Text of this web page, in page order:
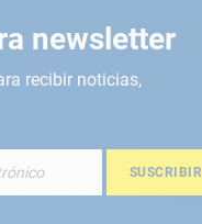
newsletter
recibir noticias,
SUSCRIBIR